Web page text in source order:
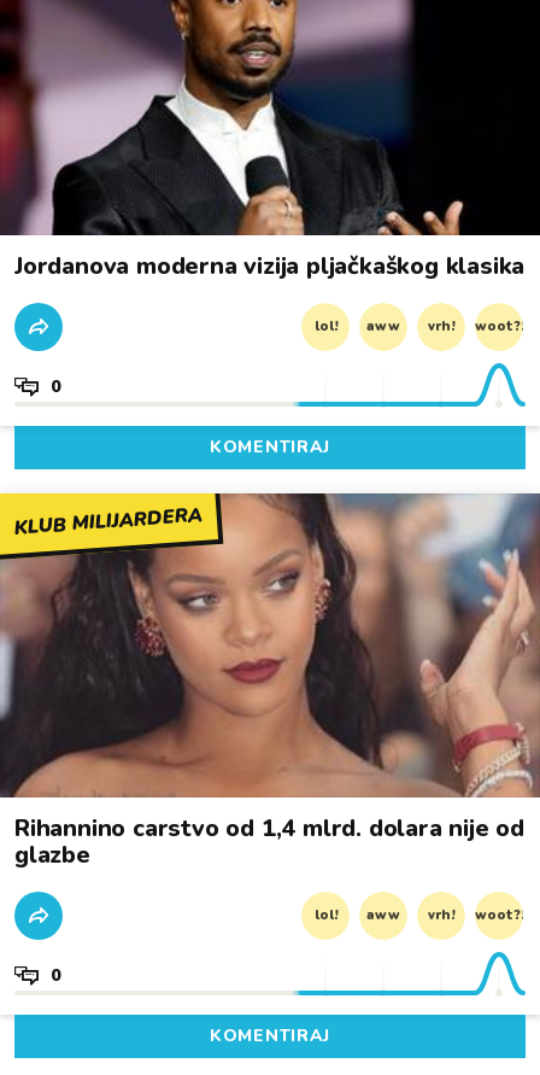
Jordanova moderna vizija pljačkaškog klasika
lol! aww vrh! woot?!
0
KOMENTIRAJ
KLUB MILIJARDERA
Rihannino carstvo od 1,4 mlrd. dolara nije od
glazbe
lol! aww vrh! woot?!
0
KOMENTIRAJ